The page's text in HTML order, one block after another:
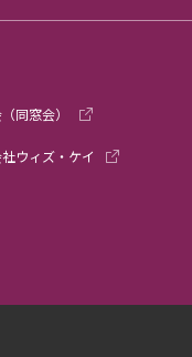
同窓会）
ウィズ・ケイ